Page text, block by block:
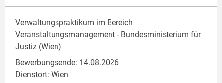
Verwaltungspraktikum im Bereich
Veranstaltungsmanagement - Bundesministerium für
Justiz (Wien)
Bewerbungsende: 14.08.2026
Dienstort: Wien